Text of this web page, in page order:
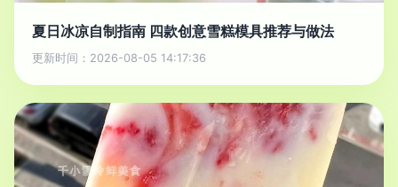
夏日冰凉自制指南 四款创意雪糕模具推荐与做法
更新时间：2026-08-05 14:17:36